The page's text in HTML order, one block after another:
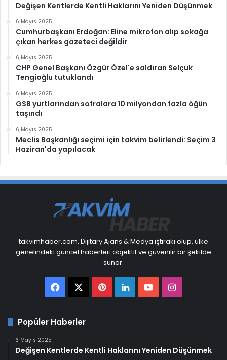
Değişen Kentlerde Kentli Haklarını Yeniden Düşünmek
6 Mayıs 2025
Cumhurbaşkanı Erdoğan: Eline mikrofon alıp sokağa
çıkan herkes gazeteci değildir
6 Mayıs 2025
CHP Genel Başkanı Özgür Özel'e saldıran Selçuk
Tengioğlu tutuklandı
6 Mayıs 2025
GSB yurtlarından sofralara 10 milyondan fazla öğün
taşındı
6 Mayıs 2025
Meclis Başkanlığı seçimi için takvim belirlendi: Seçim 3
Haziran'da yapılacak
takvimhaber.com, Dijitary Ajans & Medya iştiraki olup, ülke
genelindeki güncel haberleri objektif ve güvenilir bir şekilde
sunar.
FacebookPinterest
LinkedInYouTubeInstagram
Popüler Haberler
6 Mayıs 2025
Değişen Kentlerde Kentli Haklarını Yeniden Düşünmek